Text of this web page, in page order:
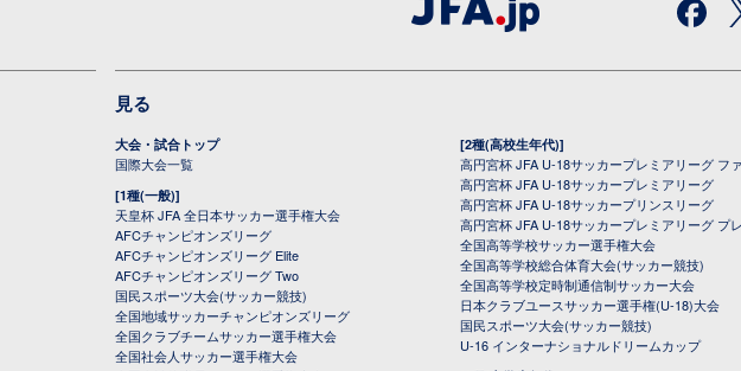
見る
大会・試合トップ
国際大会一覧
[1種(一般)]
天皇杯 JFA 全日本サッカー選手権大会
AFCチャンピオンズリーグ
AFCチャンピオンズリーグ Elite
AFCチャンピオンズリーグ Two
国民スポーツ大会(サッカー競技)
全国地域サッカーチャンピオンズリーグ
全国クラブチームサッカー選手権大会
全国社会人サッカー選手権大会
[2種(高校生年代)]
高円宮杯 JFA U-18サッカープレミアリーグ フ
高円宮杯 JFA U-18サッカープレミアリーグ
高円宮杯 JFA U-18サッカープリンスリーグ
高円宮杯 JFA U-18サッカープレミアリーグ プ
全国高等学校サッカー選手権大会
全国高等学校総合体育大会(サッカー競技)
全国高等学校定時制通信制サッカー大会
日本クラブユースサッカー選手権(U-18)大会
国民スポーツ大会(サッカー競技)
U-16 インターナショナルドリームカップ